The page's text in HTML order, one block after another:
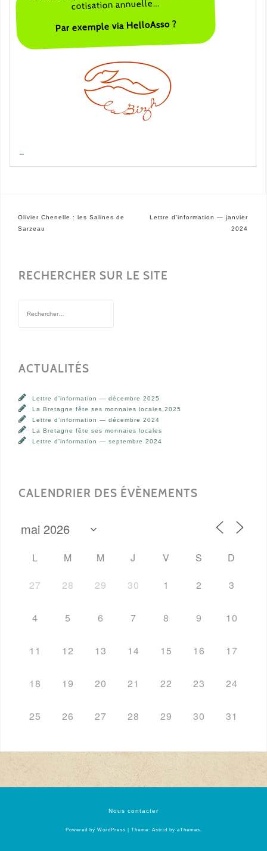
cotisation annuelle…
Par exemple via HelloAsso ?
—
Navigation
de
Olivier Chenelle : les Salines de
Sarzeau
Lettre d’information — janvier
2024
RECHERCHER SUR LE SITE
ACTUALITÉS
Lettre d’information — décembre 2025
La Bretagne fête ses monnaies locales 2025
Lettre d’information — décembre 2024
La Bretagne fête ses monnaies locales
Lettre d’information — septembre 2024
CALENDRIER DES ÉVÈNEMENTS
L M M J V S
D
27
28 29 30 1 2 3
4 5 6 7 8 9 10
11 12 13 14 15 16 17
18 19 20 21 22 23 24
25 26 27 28 29 30 31
Nous contacter
Powered by WordPress Theme: Astrid by aThemes.